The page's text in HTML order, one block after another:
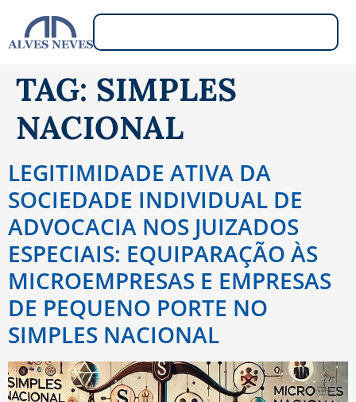
TAG: SIMPLES
NACIONAL
LEGITIMIDADE ATIVA DA
SOCIEDADE INDIVIDUAL DE
ADVOCACIA NOS JUIZADOS
ESPECIAIS: EQUIPARAÇÃO ÀS
MICROEMPRESAS E EMPRESAS
DE PEQUENO PORTE NO
SIMPLES NACIONAL